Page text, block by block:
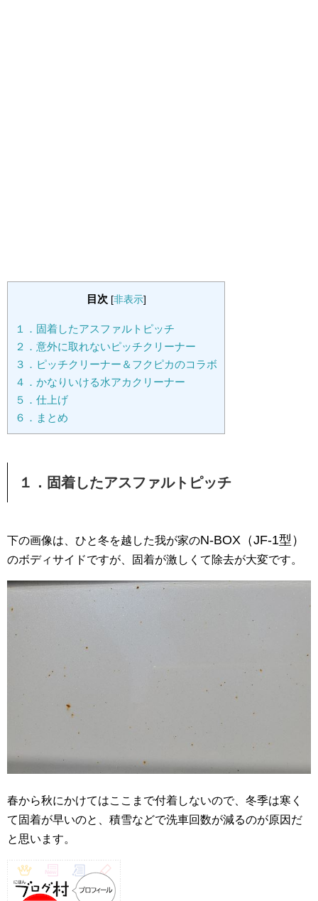
目次 [非表示]
１．固着したアスファルトピッチ
２．意外に取れないピッチクリーナー
３．ピッチクリーナー＆フクピカのコラボ
４．かなりいける水アカクリーナー
５．仕上げ
６．まとめ
１．固着したアスファルトピッチ
下の画像は、ひと冬を越した我が家のN-BOX（JF-1型）
のボディサイドですが、固着が激しくて除去が大変です。
春から秋にかけてはここまで付着しないので、冬季は寒く
て固着が早いのと、積雪などで洗車回数が減るのが原因だ
と思います。